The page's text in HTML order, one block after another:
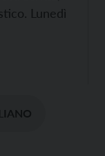
Lunedì